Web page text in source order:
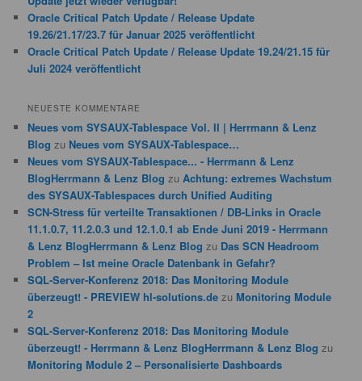
Oracle Critical Patch Update / Release Update
19.26/21.17/23.7 für Januar 2025 veröffentlicht
Oracle Critical Patch Update / Release Update 19.24/21.15 für
Juli 2024 veröffentlicht
NEUESTE KOMMENTARE
Neues vom SYSAUX-Tablespace Vol. II | Herrmann & Lenz
Blog zu Neues vom SYSAUX-Tablespace…
Neues vom SYSAUX-Tablespace... - Herrmann & Lenz
BlogHerrmann & Lenz Blog zuAchtung: extremes Wachstum
des SYSAUX-Tablespaces durch Unified Auditing
SCN-Stress für verteilte Transaktionen / DB-Links in Oracle
11.1.0.7, 11.2.0.3 und 12.1.0.1 ab Ende Juni 2019 - Herrmann
& Lenz BlogHerrmann & Lenz Blog zu Das SCN Headroom
Problem – Ist meine Oracle Datenbank in Gefahr?
SQL-Server-Konferenz 2018: Das Monitoring Module
überzeugt! - PREVIEW hl-solutions.de zu Monitoring Module
2
SQL-Server-Konferenz 2018: Das Monitoring Module
überzeugt! - Herrmann & Lenz BlogHerrmann & Lenz Blog zu
Monitoring Module 2 – Personalisierte Dashboards